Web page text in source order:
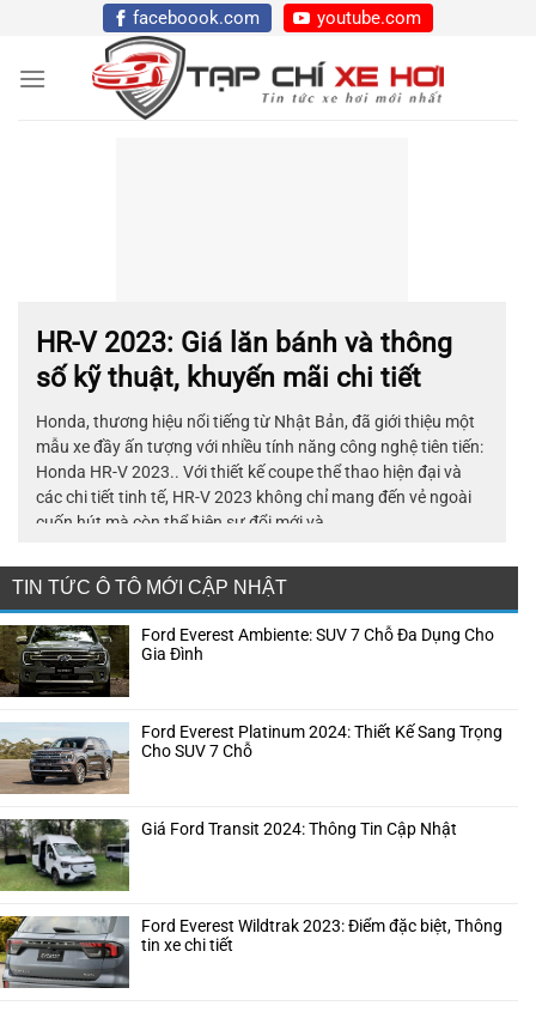
nội
faceboook.com youtube.com
HR-V 2023: Giá lăn bánh và thông
số kỹ thuật, khuyến mãi chi tiết
Honda, thương hiệu nổi tiếng từ Nhật Bản, đã giới thiệu một
mẫu xe đầy ấn tượng với nhiều tính năng công nghệ tiên tiến:
Honda HR-V 2023.. Với thiết kế coupe thể thao hiện đại và
các chi tiết tinh tế, HR-V 2023 không chỉ mang đến vẻ ngoài
cuốn hút mà còn thể hiện sự đổi mới và ...
TIN TỨC Ô TÔ MỚI CẬP NHẬT
Ford Everest Ambiente: SUV 7 Chỗ Đa Dụng Cho
Gia Đình
Ford Everest Platinum 2024: Thiết Kế Sang Trọng
Cho SUV 7 Chỗ
Giá Ford Transit 2024: Thông Tin Cập Nhật
Ford Everest Wildtrak 2023: Điểm đặc biệt, Thông
tin xe chi tiết